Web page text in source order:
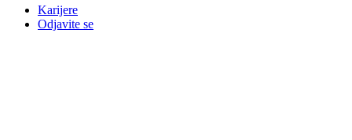
Karijere
Odjavite se